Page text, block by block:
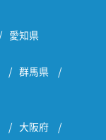
愛知県
群馬県
大阪府